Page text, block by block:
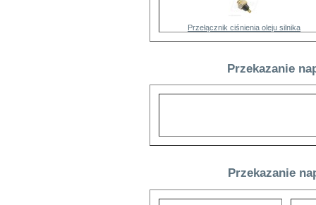
Przełącznik ciśnienia oleju silnika
Przekazanie
Przekazanie